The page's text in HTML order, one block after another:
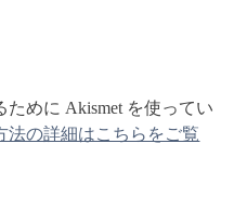
めに Akismet を使ってい
法の詳細はこちらをご覧